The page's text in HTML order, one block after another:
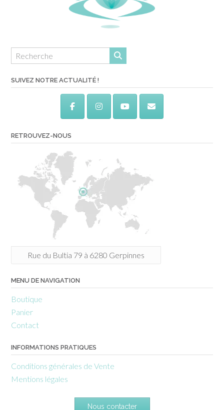
SUIVEZ NOTRE ACTUALITÉ !
RETROUVEZ-NOUS
Rue du Bultia 79 à 6280 Gerpinnes
MENU DE NAVIGATION
Boutique
Panier
Contact
INFORMATIONS PRATIQUES
Conditions générales de Vente
Mentions légales
Nous contacter